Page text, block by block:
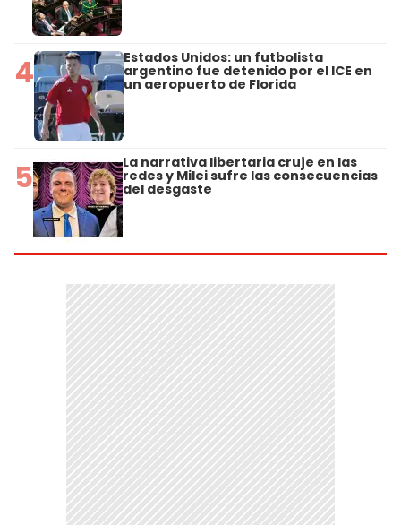
4 Estados Unidos: un futbolista
argentino fue detenido por el ICE en
un aeropuerto de Florida
5 La narrativa libertaria cruje en las
redes y Milei sufre las consecuencias
del desgaste